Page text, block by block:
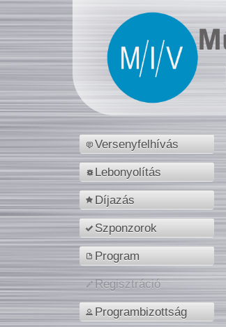
Versenyfelhívás
Lebonyolítás
Díjazás
Szponzorok
Program
Regisztráció
Programbizottság